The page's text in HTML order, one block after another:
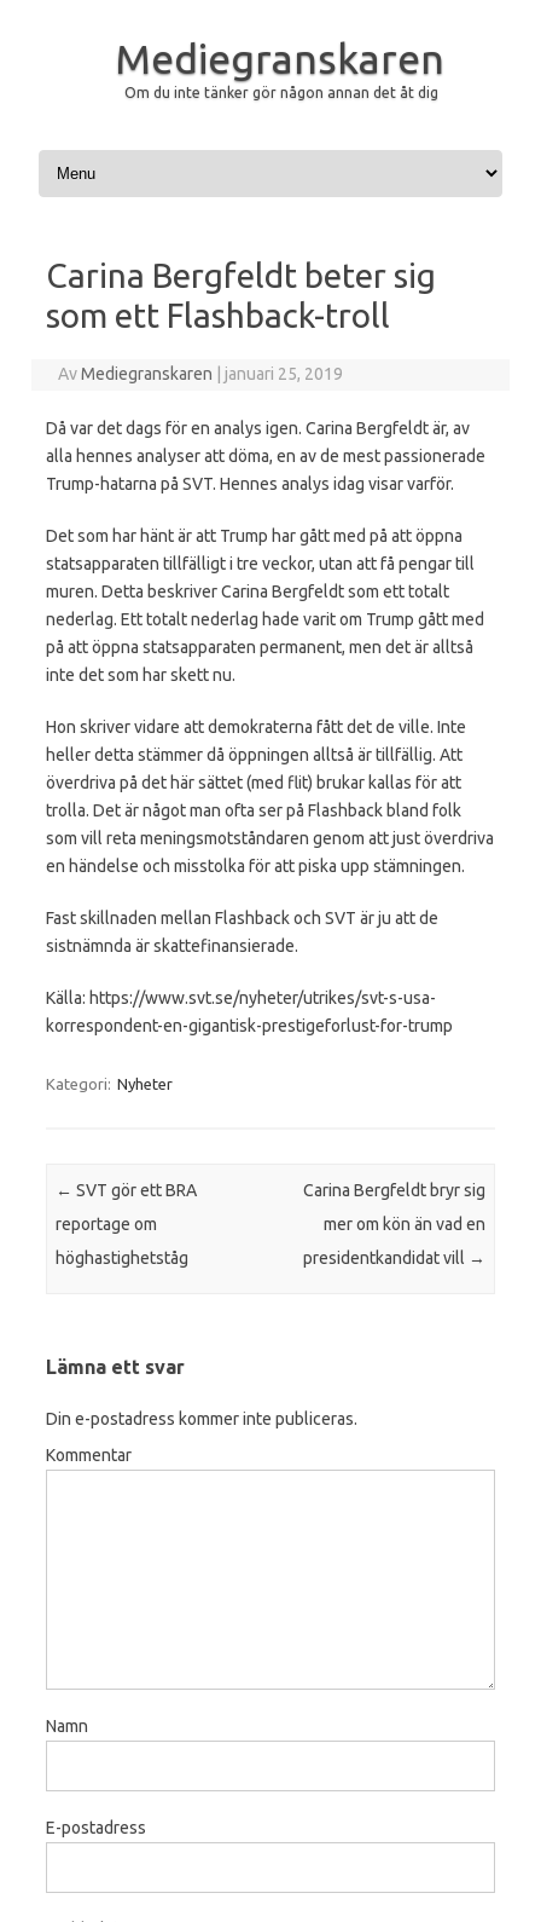
Mediegranskaren
Om du inte tänker gör någon annan det åt dig
Hoppa till innehåll
Carina Bergfeldt beter sig
som ett Flashback-troll
AvMediegranskaren januari 25, 2019
Då var det dags för en analys igen. Carina Bergfeldt är, av
alla hennes analyser att döma, en av de mest passionerade
Trump-hatarna på SVT. Hennes analys idag visar varför.
Det som har hänt är att Trump har gått med på att öppna
statsapparaten tillfälligt i tre veckor, utan att få pengar till
muren. Detta beskriver Carina Bergfeldt som ett totalt
nederlag. Ett totalt nederlag hade varit om Trump gått med
på att öppna statsapparaten permanent, men det är alltså
inte det som har skett nu.
Hon skriver vidare att demokraterna fått det de ville. Inte
heller detta stämmer då öppningen alltså är tillfällig. Att
överdriva på det här sättet (med flit) brukar kallas för att
trolla. Det är något man ofta ser på Flashback bland folk
som vill reta meningsmotståndaren genom att just överdriva
en händelse och misstolka för att piska upp stämningen.
Fast skillnaden mellan Flashback och SVT är ju att de
sistnämnda är skattefinansierade.
Källa: https://www.svt.se/nyheter/utrikes/svt-s-usa-
korrespondent-en-gigantisk-prestigeforlust-for-trump
Kategori: Nyheter
Inläggsnavigering
← SVT gör ett BRA
reportage om
höghastighetståg
Carina Bergfeldt bryr sig
mer om kön än vad en
presidentkandidat vill →
Lämna ett svar
Din e-postadress kommer inte publiceras.
Kommentar
Namn
E-postadress